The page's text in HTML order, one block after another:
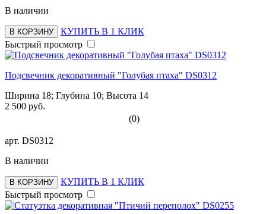
В наличии
В КОРЗИНУ
КУПИТЬ В 1 КЛИК
Быстрый просмотр
Подсвечник декоративный "Голубая птаха" DS0312
Ширина 18; Глубина 10; Высота 14
2 500 руб.
(0)
арт. DS0312
В наличии
В КОРЗИНУ
КУПИТЬ В 1 КЛИК
Быстрый просмотр